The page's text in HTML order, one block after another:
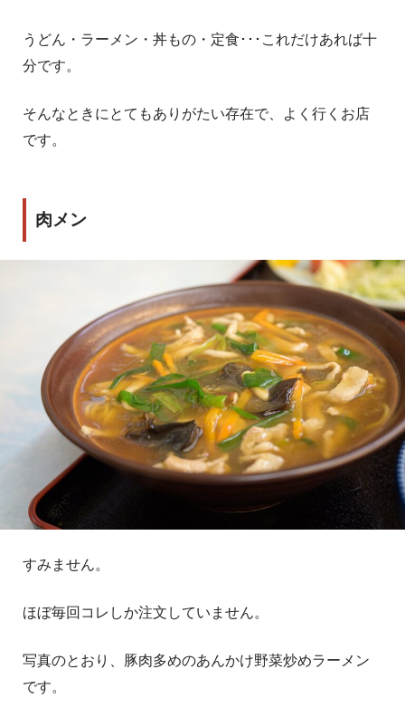
うどん・ラーメン・丼もの・定食･･･これだけあれば十
分です。
そんなときにとてもありがたい存在で、よく行くお店
です。
肉メン
すみません。
ほぼ毎回コレしか注文していません。
写真のとおり、豚肉多めのあんかけ野菜炒めラーメン
です。